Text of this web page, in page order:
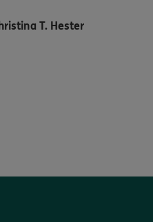
T. Hester